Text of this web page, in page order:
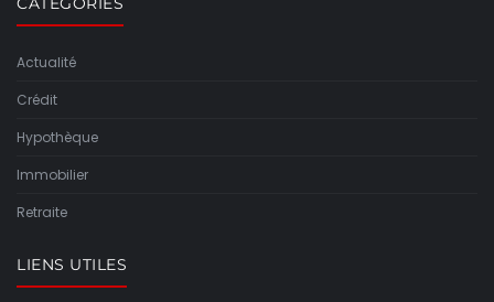
Actualité
Crédit
Hypothèque
Immobilier
Retraite
LIENS UTILES